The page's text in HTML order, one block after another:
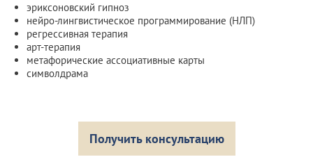
эриксоновский гипноз
нейро-лингвистическое программирование (НЛП)
регрессивная терапия
арт-терапия
метафорические ассоциативные карты
символдрама
Получить консультацию